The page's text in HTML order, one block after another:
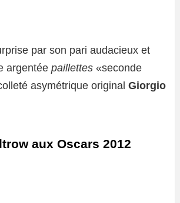
par son pari audacieux et
argentée paillettes «seconde
asymétrique original Giorgio
aux Oscars 2012